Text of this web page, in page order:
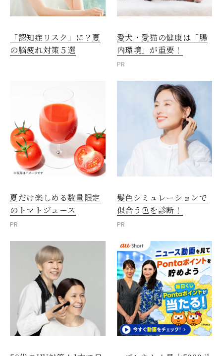
「認知症リスク」に？夏
の脳疲れ対策５選
愛犬・愛猫の健康は「腸
内環境」が重要！
PR
夏だけ楽しめる数量限定
のトマトジュース
PR
髪色シミュレーションで
似合う色を診断！
PR